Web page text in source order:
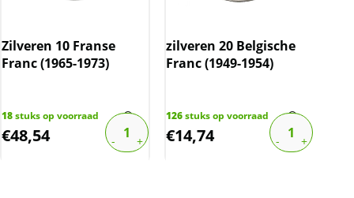
Zilveren 10 Franse
Franc (1965-1973)
18stuks op voorraad
€48,54
zilveren 20 Belgische
Franc (1949-1954)
126stuks op voorraad
€14,74